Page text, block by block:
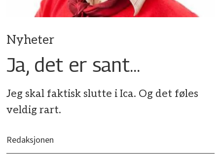
Nyheter
Ja, det er sant...
Jeg skal faktisk slutte i Ica. Og det føles
veldig rart.
Redaksjonen